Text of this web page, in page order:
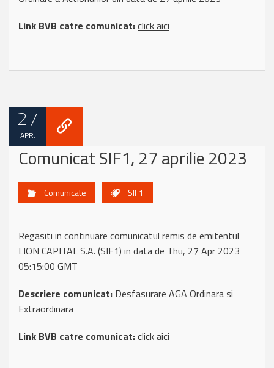
Link BVB catre comunicat:click aici
27
APR.
Comunicat SIF1, 27 aprilie 2023
Comunicate SIF1
Regasiti in continuare comunicatul remis de emitentul
LION CAPITAL S.A. (SIF1) in data de Thu, 27 Apr 2023
05:15:00 GMT
Descriere comunicat: Desfasurare AGA Ordinara si
Extraordinara
Link BVB catre comunicat:click aici